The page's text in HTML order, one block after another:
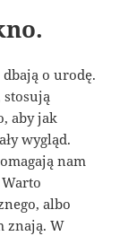
o urodę.
aby jak
wygląd.
nam
albo
znają. W